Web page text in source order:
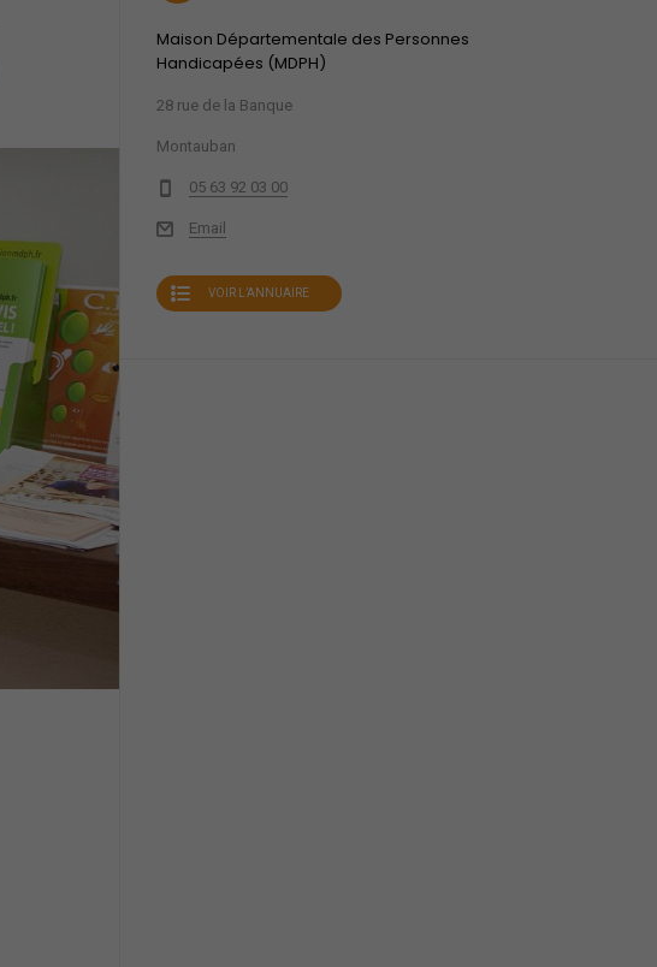
Maison Départementale des Personnes
Handicapées (MDPH)
28 rue de la Banque
Montauban
05 63 92 03 00
Email
VOIR L’ANNUAIRE